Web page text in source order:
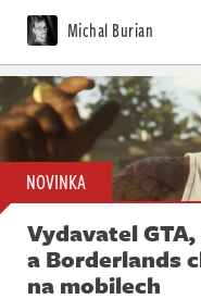
Michal Burian
NOVINKA
Vydavatel
a Borderlands
na mobilech